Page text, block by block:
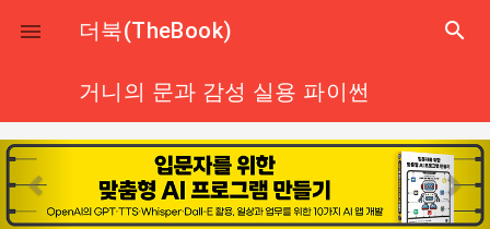
close
 더북(TheBook) search
거니의 문과 감성 실용 파이썬
p
r
e
n
e
x